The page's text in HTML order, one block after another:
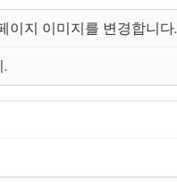
이지 이미지를 변경합니다.